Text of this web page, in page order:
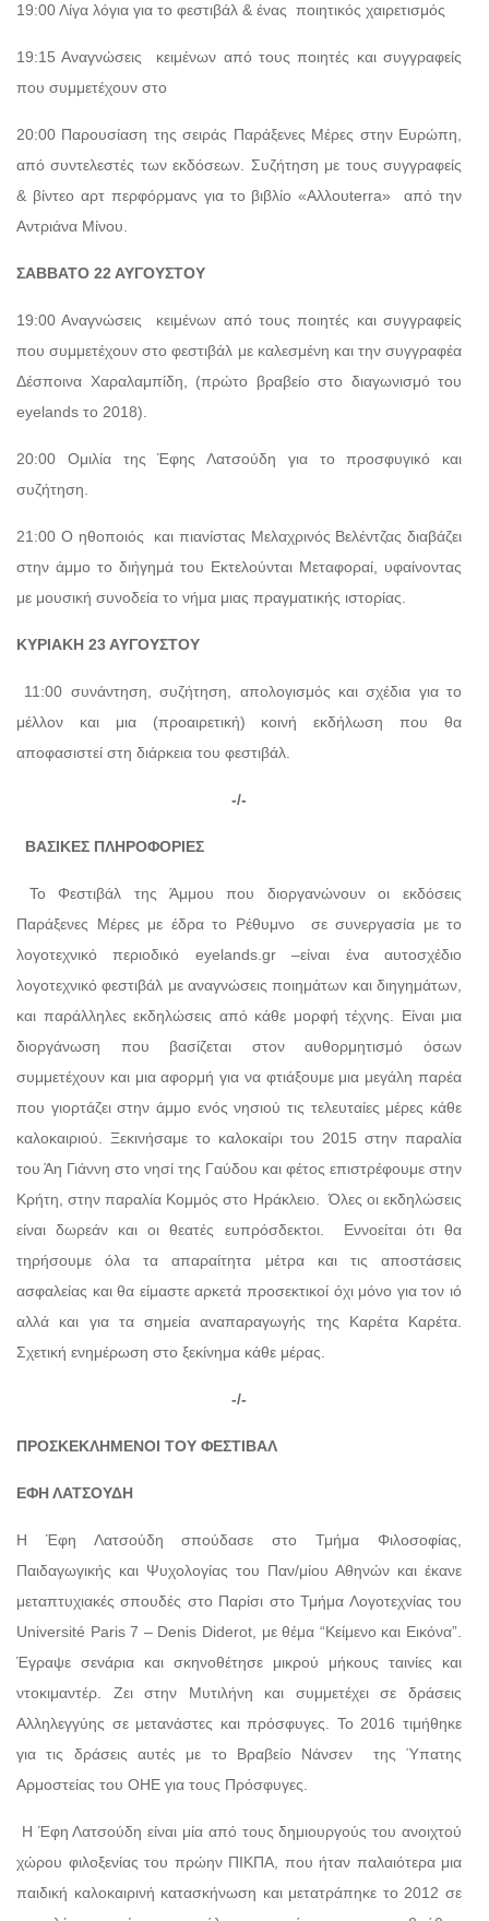
19:00 Λίγα λόγια για το φεστιβάλ & ένας ποιητικός χαιρετισμός
19:15 Αναγνώσεις κειμένων από τους ποιητές και συγγραφείς
που συμμετέχουν στο
20:00 Παρουσίαση της σειράς Παράξενες Μέρες στην Ευρώπη,
από συντελεστές των εκδόσεων. Συζήτηση με τους συγγραφείς
& βίντεο αρτ περφόρμανς για το βιβλίο «Αλλουterra» από την
Αντριάνα Μίνου.
ΣΑΒΒΑΤΟ 22 ΑΥΓΟΥΣΤΟΥ
19:00 Αναγνώσεις κειμένων από τους ποιητές και συγγραφείς
που συμμετέχουν στο φεστιβάλ με καλεσμένη και την συγγραφέα
Δέσποινα Χαραλαμπίδη, (πρώτο βραβείο στο διαγωνισμό του
eyelands το 2018).
20:00 Ομιλία της Έφης Λατσούδη για το προσφυγικό και
συζήτηση.
21:00 Ο ηθοποιός και πιανίστας Μελαχρινός Βελέντζας διαβάζει
στην άμμο το διήγημά του Εκτελούνται Μεταφοραί, υφαίνοντας
με μουσική συνοδεία το νήμα μιας πραγματικής ιστορίας.
ΚΥΡΙΑΚΗ 23 ΑΥΓΟΥΣΤΟΥ
11:00 συνάντηση, συζήτηση, απολογισμός και σχέδια για το
μέλλον και μια (προαιρετική) κοινή εκδήλωση που θα
αποφασιστεί στη διάρκεια του φεστιβάλ.
-/-
ΒΑΣΙΚΕΣ ΠΛΗΡΟΦΟΡΙΕΣ
Το Φεστιβάλ της Άμμου που διοργανώνουν οι εκδόσεις
Παράξενες Μέρες με έδρα το Ρέθυμνο σε συνεργασία με το
λογοτεχνικό περιοδικό eyelands.gr –είναι ένα αυτοσχέδιο
λογοτεχνικό φεστιβάλ με αναγνώσεις ποιημάτων και διηγημάτων,
και παράλληλες εκδηλώσεις από κάθε μορφή τέχνης. Είναι μια
διοργάνωση που βασίζεται στον αυθορμητισμό όσων
συμμετέχουν και μια αφορμή για να φτιάξουμε μια μεγάλη παρέα
που γιορτάζει στην άμμο ενός νησιού τις τελευταίες μέρες κάθε
καλοκαιριού. Ξεκινήσαμε το καλοκαίρι του 2015 στην παραλία
του Άη Γιάννη στο νησί της Γαύδου και φέτος επιστρέφουμε στην
Κρήτη, στην παραλία Κομμός στο Ηράκλειο. Όλες οι εκδηλώσεις
είναι δωρεάν και οι θεατές ευπρόσδεκτοι. Εννοείται ότι θα
τηρήσουμε όλα τα απαραίτητα μέτρα και τις αποστάσεις
ασφαλείας και θα είμαστε αρκετά προσεκτικοί όχι μόνο για τον ιό
αλλά και για τα σημεία αναπαραγωγής της Καρέτα Καρέτα.
Σχετική ενημέρωση στο ξεκίνημα κάθε μέρας.
-/-
ΠΡΟΣΚΕΚΛΗΜΕΝΟΙ ΤΟΥ ΦΕΣΤΙΒΑΛ
ΕΦΗ ΛΑΤΣΟΥΔΗ
Η Έφη Λατσούδη σπούδασε στο Τμήμα Φιλοσοφίας,
Παιδαγωγικής και Ψυχολογίας του Παν/μίου Αθηνών και έκανε
μεταπτυχιακές σπουδές στο Παρίσι στο Τμήμα Λογοτεχνίας του
Université Paris 7 – Denis Diderot, με θέμα “Κείμενο και Εικόνα”.
Έγραψε σενάρια και σκηνοθέτησε μικρού μήκους ταινίες και
ντοκιμαντέρ. Ζει στην Μυτιλήνη και συμμετέχει σε δράσεις
Αλληλεγγύης σε μετανάστες και πρόσφυγες. Το 2016 τιμήθηκε
για τις δράσεις αυτές με το Βραβείο Νάνσεν της Ύπατης
Αρμοστείας του ΟΗΕ για τους Πρόσφυγες.
Η Έφη Λατσούδη είναι μία από τους δημιουργούς του ανοιχτού
χώρου φιλοξενίας του πρώην ΠΙΚΠΑ, που ήταν παλαιότερα μια
παιδική καλοκαιρινή κατασκήνωση και μετατράπηκε το 2012 σε